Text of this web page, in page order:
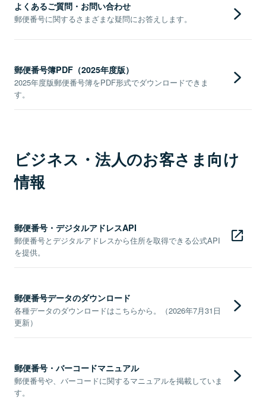
よくあるご質問・お問い合わせ
郵便番号に関するさまざまな疑問にお答えします。
郵便番号簿PDF（2025年度版）
2025年度版郵便番号簿をPDF形式でダウンロードできま
す。
ビジネス・法人のお客さま向け
情報
郵便番号・デジタルアドレスAPI
郵便番号とデジタルアドレスから住所を取得できる公式API
を提供。
郵便番号データのダウンロード
各種データのダウンロードはこちらから。（2026年7月31日
更新）
郵便番号・バーコードマニュアル
郵便番号や、バーコードに関するマニュアルを掲載していま
す。